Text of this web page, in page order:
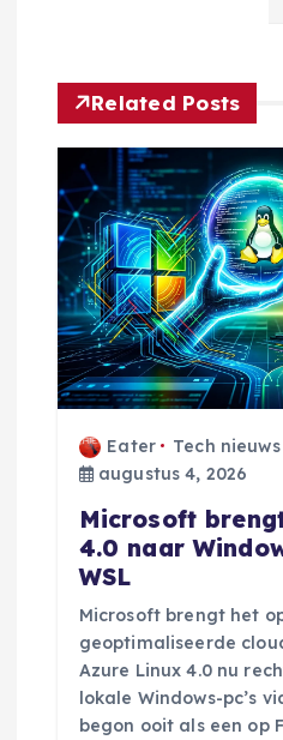
c
h
t
n
a
v
Related Posts
Eater
Tech nieuws
augustus 4, 2026
Microsoft
4.0 naar
WSL
Microsoft brengt het
geoptimaliseerde
Azure Linux 4.0 nu
lokale Windows-pc’s
begon ooit als een op